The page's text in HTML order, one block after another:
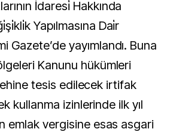
İdaresi̇ Hakkında
Yapılmasına Dai̇r
Gazete’de yayımlandı. Buna
Kanunu hükümleri
tesis edilecek irtifak
kullanma izinlerinde ilk yıl
emlak vergisine esas asgari